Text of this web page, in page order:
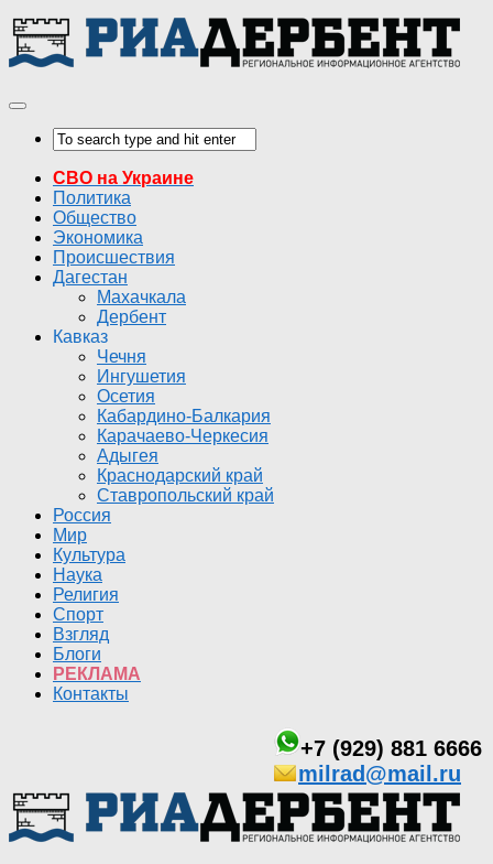
СВО на Украине
Политика
Общество
Экономика
Происшествия
Дагестан
Махачкала
Дербент
Кавказ
Чечня
Ингушетия
Осетия
Кабардино-Балкария
Карачаево-Черкесия
Адыгея
Краснодарский край
Ставропольский край
Россия
Мир
Культура
Наука
Религия
Спорт
Взгляд
Блоги
РЕКЛАМА
Контакты
+7 (929) 881 6666
milrad@mail.ru